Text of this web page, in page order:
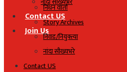
Contact US
Join Us
निधन वार्ता
Story Archives
निवड/नियुक्त्या
नांदा सौख्यभरे
Contact US